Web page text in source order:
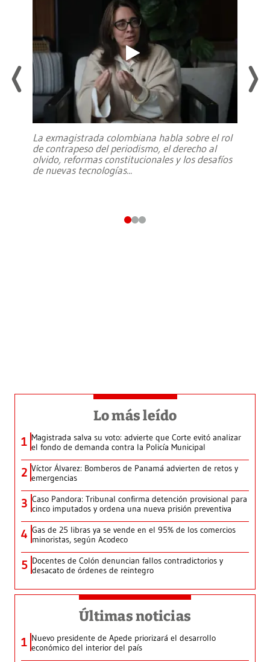
La exmagistrada colombiana habla sobre el rol
de contrapeso del periodismo, el derecho al
olvido, reformas constitucionales y los desafíos
de nuevas tecnologías...
Lo más leído
1 Magistrada salva su voto: advierte que Corte evitó analizar
el fondo de demanda contra la Policía Municipal
2 Víctor Álvarez: Bomberos de Panamá advierten de retos y
emergencias
3 Caso Pandora: Tribunal confirma detención provisional para
cinco imputados y ordena una nueva prisión preventiva
4 Gas de 25 libras ya se vende en el 95% de los comercios
minoristas, según Acodeco
5 Docentes de Colón denuncian fallos contradictorios y
desacato de órdenes de reintegro
Últimas noticias
1 Nuevo presidente de Apede priorizará el desarrollo
económico del interior del país